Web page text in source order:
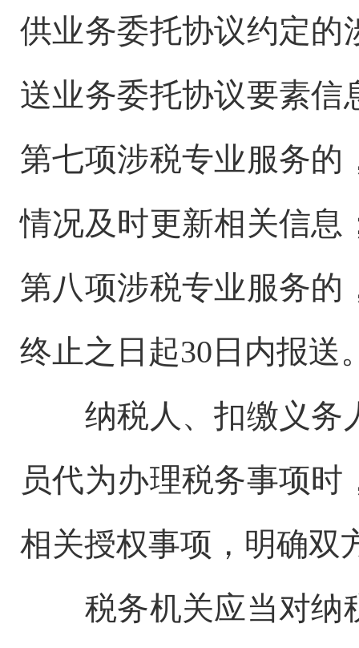
供业务委托协议约定的
送业务委托协议要素信
第七项涉税专业服务的
情况及时更新相关信息
第八项涉税专业服务的
终止之日起30日内报送
纳税人、扣缴义务
员代为办理税务事项
相关授权事项，明确双
税务机关应当对纳